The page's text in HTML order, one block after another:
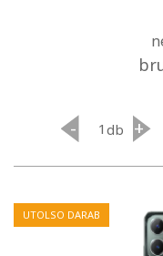
- db +
UTOLSO DARAB